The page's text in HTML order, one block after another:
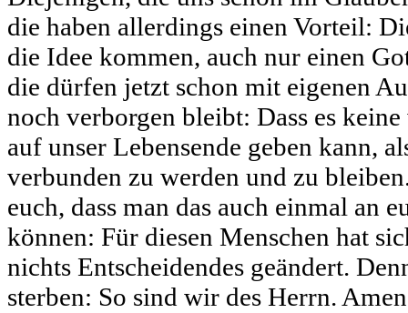
die haben allerdings einen Vorteil:
die Idee kommen, auch nur einen
die dürfen jetzt schon mit eigenen
noch verborgen bleibt: Dass es
auf unser Lebensende geben kann,
verbunden zu werden und zu
euch, dass man das auch einmal an
können: Für diesen Menschen hat
nichts Entscheidendes geändert.
sterben: So sind wir des Herrn.